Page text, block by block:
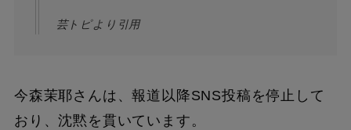
芸トピより引用
今森茉耶さんは、報道以降SNS投稿を停止して
おり、沈黙を貫いています。